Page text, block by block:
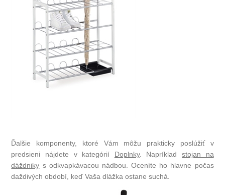
Ďalšie komponenty, ktoré Vám môžu prakticky poslúžiť v
predsieni nájdete v kategórií Doplnky. Napríkladstojan na
dáždniky s odkvapkávacou nádbou. Oceníte ho hlavne počas
daždivých období, keď Vaša dlážka ostane suchá.